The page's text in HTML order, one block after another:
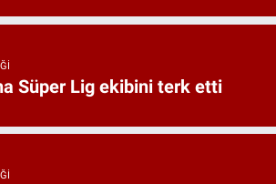
Süper Lig ekibini terk etti